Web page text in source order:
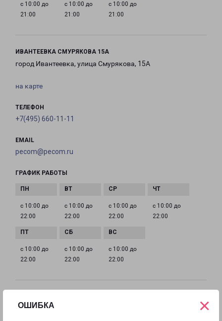
ОШИБКА ×
с 10:00 до
21:00
с 10:00 до
21:00
с 10:00 до
21:00
ИВАНТЕЕВКА СМУРЯКОВА 15А
город Ивантеевка, улица Смурякова, 15А
на карте
ТЕЛЕФОН
+7(495) 660-11-11
EMAIL
pecom@pecom.ru
ГРАФИК РАБОТЫ
с 10:00 до
22:00
с 10:00 до
22:00
с 10:00 до
22:00
с 10:00 до
22:00
с 10:00 до
22:00
с 10:00 до
22:00
с 10:00 до
22:00
Московская область, улица Московская, 9